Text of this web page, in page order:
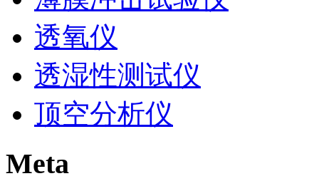
透氧仪
透湿性测试仪
顶空分析仪
Meta